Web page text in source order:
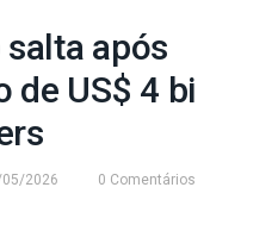
após
de US$ 4 bi
2026 0 Comentários